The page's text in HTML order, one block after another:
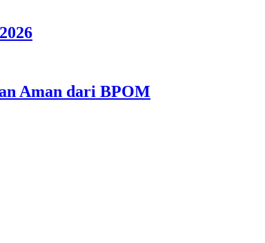
Aman dari BPOM